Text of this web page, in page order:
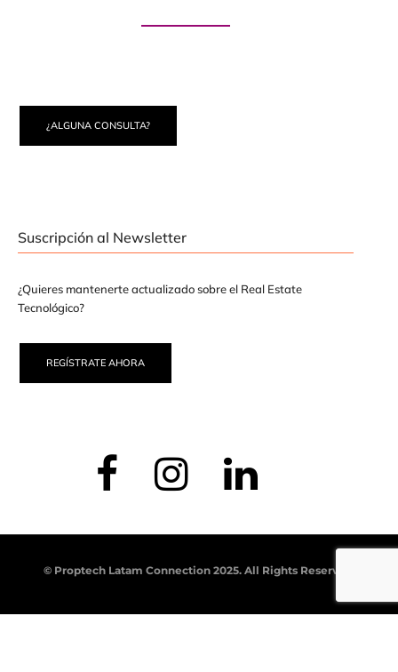
¿ALGUNA CONSULTA?
Suscripción al Newsletter
¿Quieres mantenerte actualizado sobre el Real Estate
Tecnológico?
REGÍSTRATE AHORA
© Proptech Latam Connection 2025. All Rights Reserved.